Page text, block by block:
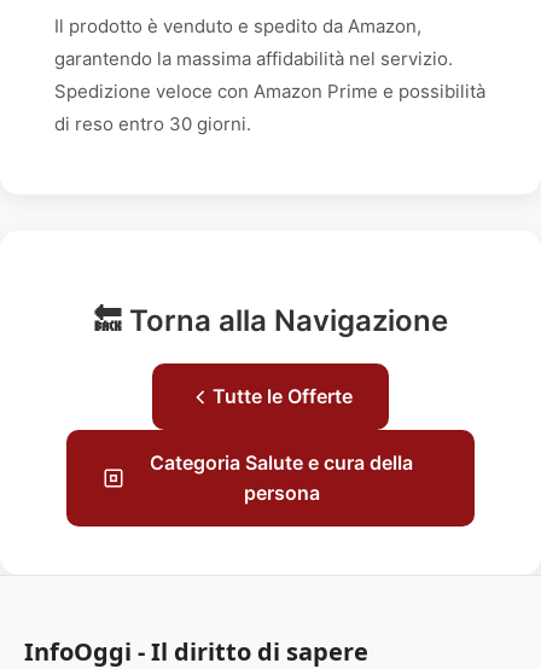
Il prodotto è venduto e spedito da Amazon,
garantendo la massima affidabilità nel servizio.
Spedizione veloce con Amazon Prime e possibilità
di reso entro 30 giorni.
🔙 Torna alla Navigazione
Tutte le Offerte
Categoria Salute e cura della
persona
InfoOggi - Il diritto di sapere